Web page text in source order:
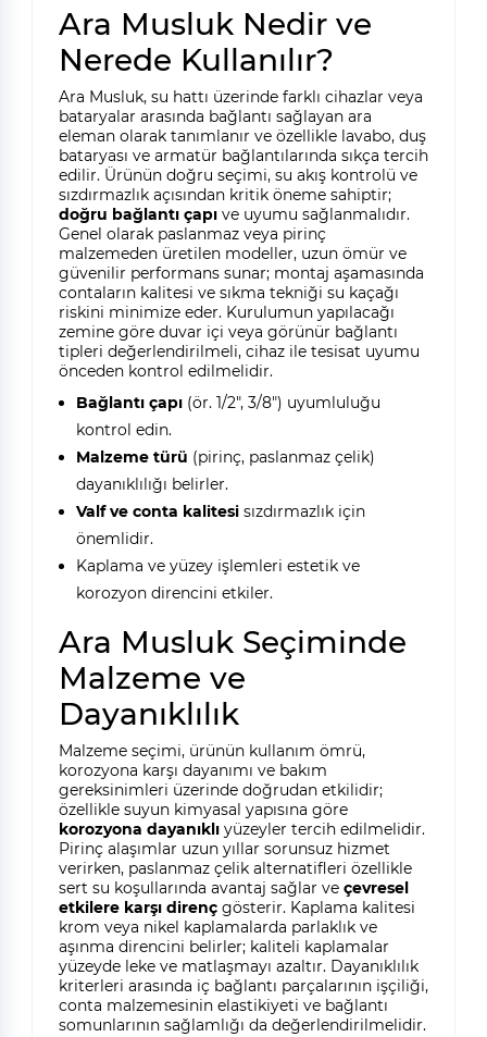
Ara Musluk Nedir ve
Nerede Kullanılır?
Ara Musluk, su hattı üzerinde farklı cihazlar veya
bataryalar arasında bağlantı sağlayan ara
eleman olarak tanımlanır ve özellikle lavabo, duş
bataryası ve armatür bağlantılarında sıkça tercih
edilir. Ürünün doğru seçimi, su akış kontrolü ve
sızdırmazlık açısından kritik öneme sahiptir;
doğru bağlantı çapıve uyumu sağlanmalıdır.
Genel olarak paslanmaz veya pirinç
malzemeden üretilen modeller, uzun ömür ve
güvenilir performans sunar; montaj aşamasında
contaların kalitesi ve sıkma tekniği su kaçağı
riskini minimize eder. Kurulumun yapılacağı
zemine göre duvar içi veya görünür bağlantı
tipleri değerlendirilmeli, cihaz ile tesisat uyumu
önceden kontrol edilmelidir.
Bağlantı çapı(ör. 1/2", 3/8") uyumluluğu
kontrol edin.
Malzeme türü (pirinç, paslanmaz çelik)
dayanıklılığı belirler.
Valf ve conta kalitesisızdırmazlık için
önemlidir.
Kaplama ve yüzey işlemleri estetik ve
korozyon direncini etkiler.
Ara Musluk Seçiminde
Malzeme ve
Dayanıklılık
Malzeme seçimi, ürünün kullanım ömrü,
korozyona karşı dayanımı ve bakım
gereksinimleri üzerinde doğrudan etkilidir;
özellikle suyun kimyasal yapısına göre
korozyona dayanıklıyüzeyler tercih edilmelidir.
Pirinç alaşımlar uzun yıllar sorunsuz hizmet
verirken, paslanmaz çelik alternatifleri özellikle
sert su koşullarında avantaj sağlar ve çevresel
etkilere karşı dirençgösterir. Kaplama kalitesi
krom veya nikel kaplamalarda parlaklık ve
aşınma direncini belirler; kaliteli kaplamalar
yüzeyde leke ve matlaşmayı azaltır. Dayanıklılık
kriterleri arasında iç bağlantı parçalarının işçiliği,
conta malzemesinin elastikiyeti ve bağlantı
somunlarının sağlamlığı da değerlendirilmelidir.